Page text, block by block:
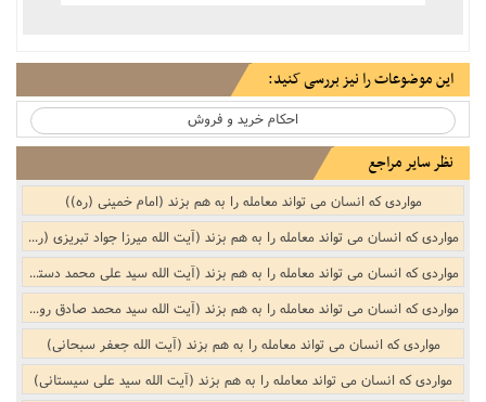
این موضوعات را نیز بررسی کنید:
احکام خرید و فروش
نظر سایر مراجع
مواردی که انسان می تواند معامله را به هم بزند (امام خمینی (ره))
مواردی که انسان می تواند معامله را به هم بزند (آیت الله میرزا جواد تبریزی (ره))
مواردی که انسان می تواند معامله را به هم بزند (آیت الله سید علی محمد دستغیب)
مواردی که انسان می تواند معامله را به هم بزند (آیت الله سید محمد صادق روحانی)
مواردی که انسان می تواند معامله را به هم بزند (آیت الله جعفر سبحانی)
مواردی که انسان می تواند معامله را به هم بزند (آیت الله سید علی سیستانی)